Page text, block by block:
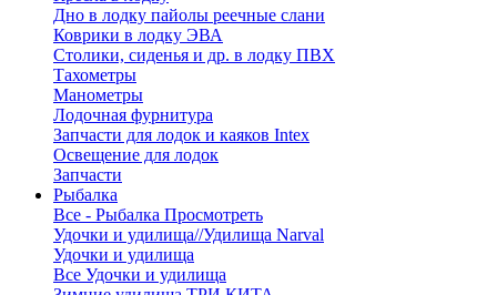
Дно в лодку пайолы реечные слани
Коврики в лодку ЭВА
Столики, сиденья и др. в лодку ПВХ
Тахометры
Манометры
Лодочная фурнитура
Запчасти для лодок и каяков Intex
Освещение для лодок
Запчасти
Рыбалка
Все - Рыбалка Просмотреть
Удочки и удилища//Удилища Narval
Удочки и удилища
Все Удочки и удилища